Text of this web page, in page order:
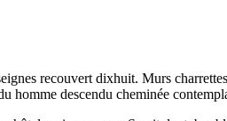
recouvert dixhuit. Murs
homme descendu cheminée